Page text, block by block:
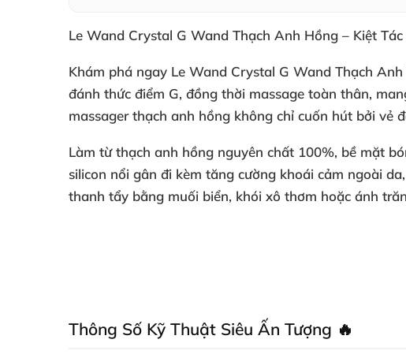
Le Wand Crystal G Wand Thạch Anh Hồng – Kiệt
Khám phá ngay Le Wand Crystal G Wand Thạch
đánh thức điểm G, đồng thời massage toàn thân,
massager thạch anh hồng không chỉ cuốn hút bởi vẻ
Làm từthạch anh hồng nguyên chất 100%, bề mặt
silicon nổi gân đi kèm tăng cường khoái cảm ngoài
thanh tẩy bằng muối biển, khói xô thơm hoặc ánh
Thông Số Kỹ Thuật Siêu Ấn Tượng 🔥